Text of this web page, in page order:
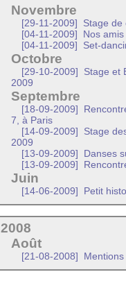
Novembre
[29-11-2009]
Stage de
[04-11-2009]
Nos
[04-11-2009]
Set-
Octobre
[29-10-2009]
Stage et
2009
Septembre
[18-09-2009]
7, à Paris
[14-09-2009]
Stage
2009
[13-09-2009]
Danses
[13-09-2009]
Juin
[14-06-2009] Petit
2008
Août
[21-08-2008]